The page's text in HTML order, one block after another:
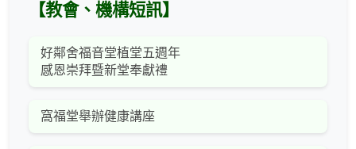
【教會、機構短訊】
好鄰舍福音堂植堂五週年
感恩崇拜暨新堂奉獻禮
窩福堂舉辦健康講座